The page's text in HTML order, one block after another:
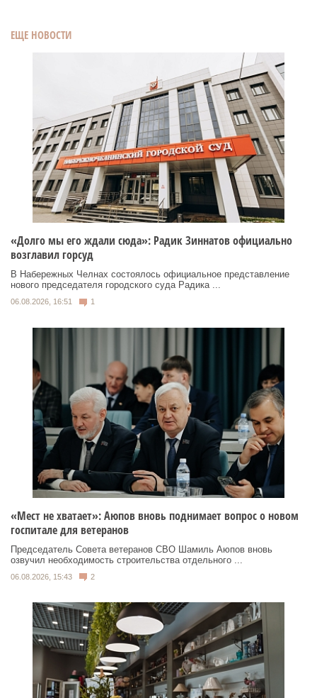
ЕЩЕ НОВОСТИ
«Долго мы его ждали сюда»: Радик Зиннатов официально
возглавил горсуд
В Набережных Челнах состоялось официальное представление
нового председателя городского суда Радика ...
06.08.2026, 16:51 1
«Мест не хватает»: Аюпов вновь поднимает вопрос о новом
госпитале для ветеранов
Председатель Совета ветеранов СВО Шамиль Аюпов вновь
озвучил необходимость строительства отдельного ...
06.08.2026, 15:43 2